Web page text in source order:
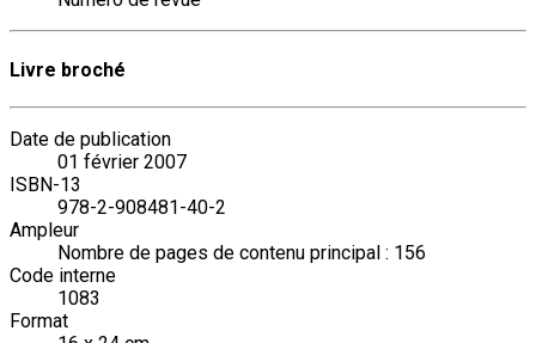
Livre broché
Date de publication
01 février 2007
ISBN-13
978-2-908481-40-2
Ampleur
Nombre de pages de contenu principal : 156
Code interne
1083
Format